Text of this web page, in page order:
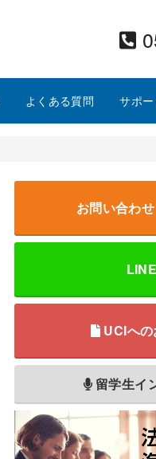
よくある質問 サポー
お問い合わ
UCIへ
留学生イ